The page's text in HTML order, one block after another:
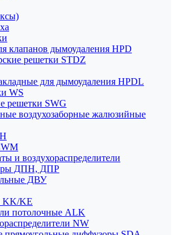
клапанов дымоудаления HPD
решетки STDZ
для дымоудаления HPDL
WS
решетки SWG
воздухозаборные жалюзийные
и воздухораспределители
ДПН, ДПР
ДВУ
KK/KE
потолочные ALK
NW